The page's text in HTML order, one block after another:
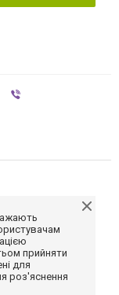
прийняти
для
роз'яснення